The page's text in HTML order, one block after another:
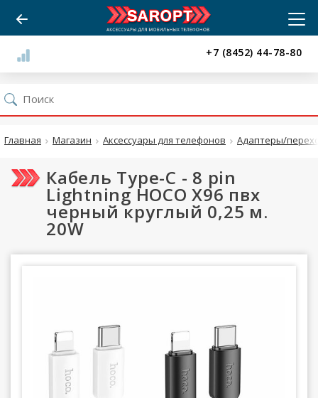
+7 (8452) 44-78-80
Главная Магазин Аксессуары для телефонов Адаптеры/
Кабель Type-C - 8 pin
Lightning HOCO X96 пвх
черный круглый 0,25 м.
20W